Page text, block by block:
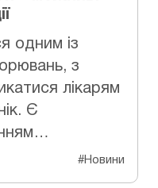
одним із
з
лікарям
Є
#Новини